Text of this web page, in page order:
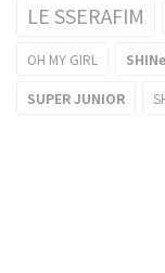
LE SSERAFIM
OH MY GIRL
SUPER JUNIOR